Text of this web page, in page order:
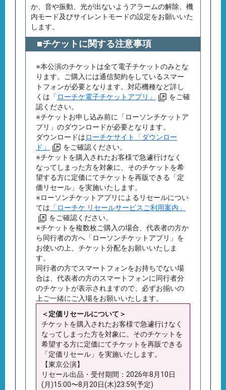
か、音や振動、光が出ないようアラームの解除、機
内モード及びサイレントモードの設定をお願いいた
します。
■チケットに関する注意事項
※本公演のチケットは全て電子チケットのみとな
ります。ご購入には通信契約をしているスマー
トフォンが必要となります。対応機種など詳し
くは「 ローチケ電子チケットアプリ」
をご確
認ください。
※チケットお申し込み前に「ローソンチケットア
プリ」のダウンロードが必要となります。
ダウンロードはローチケサイト「ダウンロー
ド」
をご確認ください。
※チケットを購入されたお客様で急遽行けなく
なってしまった方を対象に、そのチケットを希
望する方に定価にてチケットを再販できる「定
価リセール」を実施いたします。
※ローソンチケットアプリによるリセールについ
ては 「ローチケ リセールサービスご利用案内」
をご確認ください。
※チケットを複数枚ご購入の場合、代表者の方か
ら同行者の方へ「ローソンチケットアプリ」を
お使いの上、チケット分配をお願いいたしま
す。
同行者の方でスマートフォンをお持ちでない場
合は、代表者の方のスマートフォンに同行者分
のチケットが表示されますので、必ずお揃いの
上ご一緒にご入場をお願いいたします。
＜定価リセールについて＞
チケットを購入されたお客様で急遽行けなく
なってしまった方を対象に、そのチケットを
希望する方に定価にてチケットを再販できる
「定価リセール」を実施いたします。
【東京公演】
リセール出品・受付期間：2026年8月10日
(月)15:00〜8月20日(木)23:59(予定)